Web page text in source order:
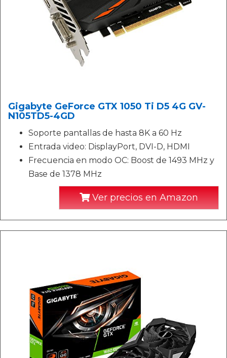
Gigabyte GeForce GTX 1050 Ti D5 4G GV-
N105TD5-4GD
Soporte pantallas de hasta 8K a 60 Hz
Entrada video: DisplayPort, DVI-D, HDMI
Frecuencia en modo OC: Boost de 1493 MHz y
Base de 1378 MHz
Ver precios en Amazon